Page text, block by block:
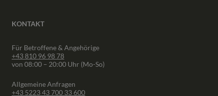
KONTAKT
Für Betroffene & Angehörige
+43 810 96 98 78
von 08:00 – 20:00 Uhr (Mo-So)
Allgemeine Anfragen
+43 5223 43 700 33 600